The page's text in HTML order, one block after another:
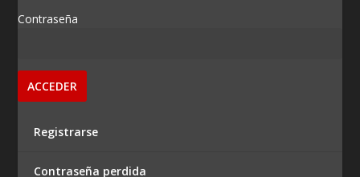
Contraseña
Registrarse
Contraseña perdida